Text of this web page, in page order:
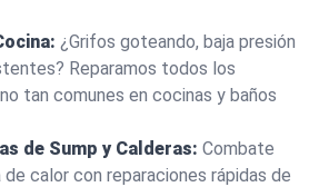
¿Grifos goteando, baja presión
Reparamos todos los
tan comunes en cocinas y baños
de Sump y Calderas: Combate
calor con reparaciones rápidas de